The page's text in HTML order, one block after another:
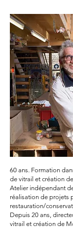
60 ans. Formation
de vitrail et création
Atelier indépendant
réalisation de projets
restauration/
Depuis 20 ans,
vitrail et création de